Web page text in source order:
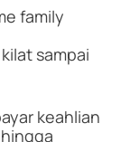
family
sampai
keahlian